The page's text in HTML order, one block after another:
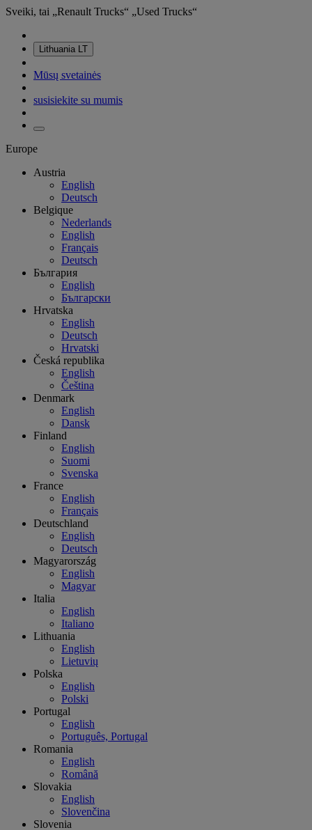
Sveiki, tai „Renault Trucks“ „Used Trucks“
Lithuania LT
Mūsų svetainės
susisiekite su mumis
Europe
Austria
English
Deutsch
Belgique
Nederlands
English
Français
Deutsch
България
English
Български
Hrvatska
English
Deutsch
Hrvatski
Česká republika
English
Čeština
Denmark
English
Dansk
Finland
English
Suomi
Svenska
France
English
Français
Deutschland
English
Deutsch
Magyarország
English
Magyar
Italia
English
Italiano
Lithuania
English
Lietuvių
Polska
English
Polski
Portugal
English
Português, Portugal
Romania
English
Română
Slovakia
English
Slovenčina
Slovenia